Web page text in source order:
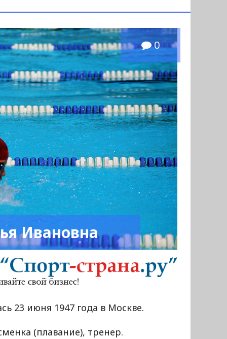
0
Ивановна
23 июня 1947 года в Москве.
(плавание), тренер.